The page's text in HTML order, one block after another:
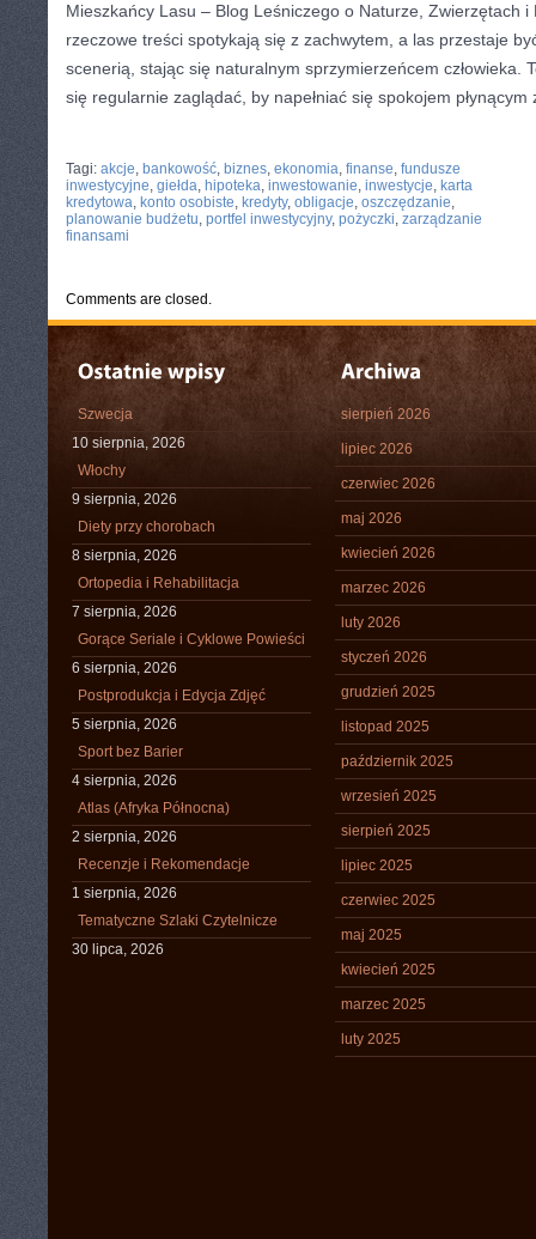
Mieszkańcy Lasu – Blog Leśniczego o Naturze, Zwierzętach
rzeczowe treści spotykają się z zachwytem, a las przestaje
scenerią, stając się naturalnym sprzymierzeńcem człowieka.
się regularnie zaglądać, by napełniać się spokojem płynącym
Tagi: akcje, bankowość, biznes, ekonomia, finanse, fundusze
inwestycyjne, giełda, hipoteka, inwestowanie, inwestycje, karta
kredytowa, konto osobiste, kredyty, obligacje, oszczędzanie,
planowanie budżetu, portfel inwestycyjny, pożyczki, zarządzanie
finansami
Comments are closed.
Szwecja
10 sierpnia, 2026
Włochy
9 sierpnia, 2026
Diety przy chorobach
8 sierpnia, 2026
Ortopedia i Rehabilitacja
7 sierpnia, 2026
Gorące Seriale i Cyklowe Powieści
6 sierpnia, 2026
Postprodukcja i Edycja Zdjęć
5 sierpnia, 2026
Sport bez Barier
4 sierpnia, 2026
Atlas (Afryka Północna)
2 sierpnia, 2026
Recenzje i Rekomendacje
1 sierpnia, 2026
Tematyczne Szlaki Czytelnicze
30 lipca, 2026
sierpień 2026
lipiec 2026
czerwiec 2026
maj 2026
kwiecień 2026
marzec 2026
luty 2026
styczeń 2026
grudzień 2025
listopad 2025
październik 2025
wrzesień 2025
sierpień 2025
lipiec 2025
czerwiec 2025
maj 2025
kwiecień 2025
marzec 2025
luty 2025